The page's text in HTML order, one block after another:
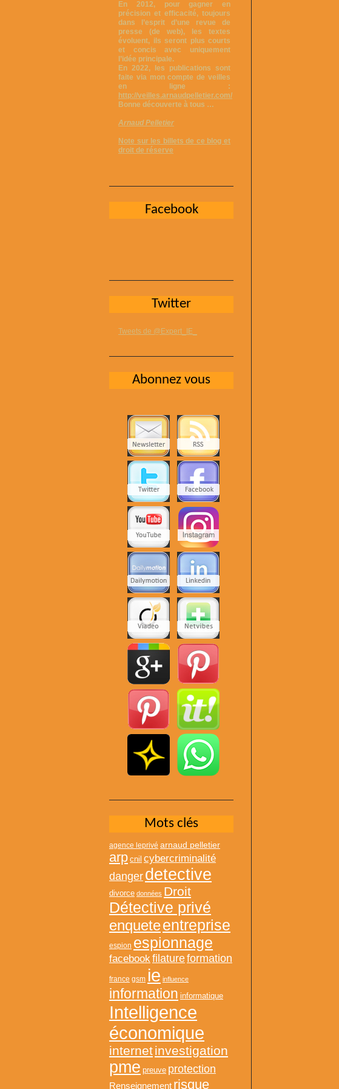
En 2012, pour gagner en
précision et efficacité, toujours
dans l’esprit d’une revue de
presse (de web), les textes
évoluent, ils seront plus courts
et concis avec uniquement
l’idée principale.
En 2022, les publications sont
faite via mon compte de veilles
en ligne :
http://veilles.arnaudpelletier.com/
Bonne découverte à tous …
Arnaud Pelletier
Note sur les billets de ce blog et
droit de réserve
Facebook
Twitter
Tweets de @Expert_IE_
Abonnez vous
Mots clés
agence leprivé arnaud pelletier
arp cnil cybercriminalité
danger detective
divorce données Droit
Détective privé
enqueteentreprise
espion espionnage
facebookfilatureformation
france gsm ie influence
information informatique
Intelligence
économique
internetinvestigation
pme preuve protection
Renseignement risque